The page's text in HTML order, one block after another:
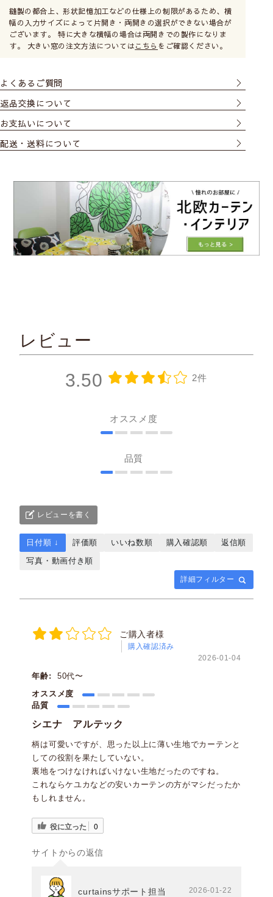
縫製の都合上、形状記憶加工などの仕様上の制限があるため、横
幅の入力サイズによって片開き・両開きの選択ができない場合が
ございます。 特に大きな横幅の場合は両開きでの製作になりま
す。 大きい窓の注文方法についてはこちら をご確認ください。
よくあるご質問
返品交換について
お支払いについて
配送・送料について
レビュー
3.50 2件
オススメ度
品質
レビューを書く
詳細フィルター
日付順 ↓ 評価順 いいね数順 購入確認順
返信順
写真・動画付き順
ご購入者様
購入確認済み
2026-01-04
年齢:
50代〜
オススメ度
品質
シエナ アルテック
柄は可愛いですが、思った以上に薄い生地でカーテンと
しての役割を果たしていない。
裏地をつけなければいけない生地だったのですね。
これならケユカなどの安いカーテンの方がマシだったか
もしれません。
役に立った 0
サイトからの返信
curtainsサポート担当 2026-01-22